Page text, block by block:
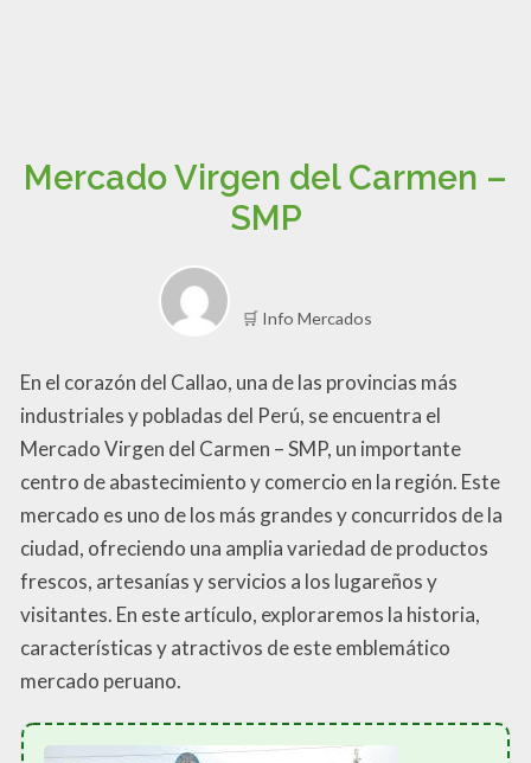
Mercado Virgen del Carmen –
SMP
🛒 Info Mercados
En el corazón del Callao, una de las provincias más
industriales y pobladas del Perú, se encuentra el
Mercado Virgen del Carmen – SMP, un importante
centro de abastecimiento y comercio en la región. Este
mercado es uno de los más grandes y concurridos de la
ciudad, ofreciendo una amplia variedad de productos
frescos, artesanías y servicios a los lugareños y
visitantes. En este artículo, exploraremos la historia,
características y atractivos de este emblemático
mercado peruano.